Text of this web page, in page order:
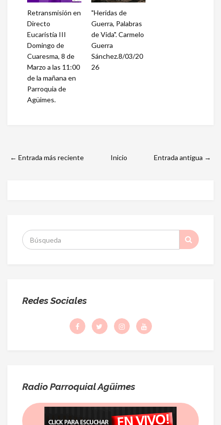
Retransmisión en
Directo
Eucaristía III
Domingo de
Cuaresma, 8 de
Marzo a las 11:00
de la mañana en
Parroquia de
Agüimes.
"Heridas de
Guerra, Palabras
de Vida". Carmelo
Guerra
Sánchez.8/03/20
26
← Entrada más reciente Entrada antigua →
Inicio
S
:
Redes Sociales
Radio Parroquial Agüimes